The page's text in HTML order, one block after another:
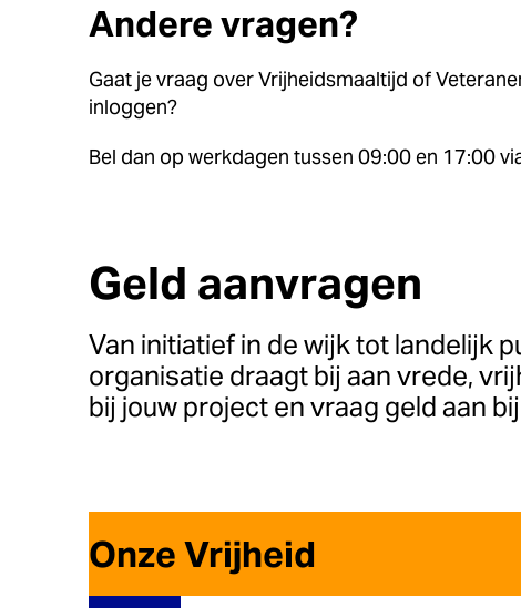
Andere vragen?
Gaat je vraag over Vrijheidsmaaltijd of
inloggen?
Bel dan op werkdagen tussen 09:00 en 17:00
Geld aanvragen
Van initiatief in de wijk tot landelijk
organisatie draagt bij aan vrede,
bij jouw project en vraag geld aan
Onze Vrijheid